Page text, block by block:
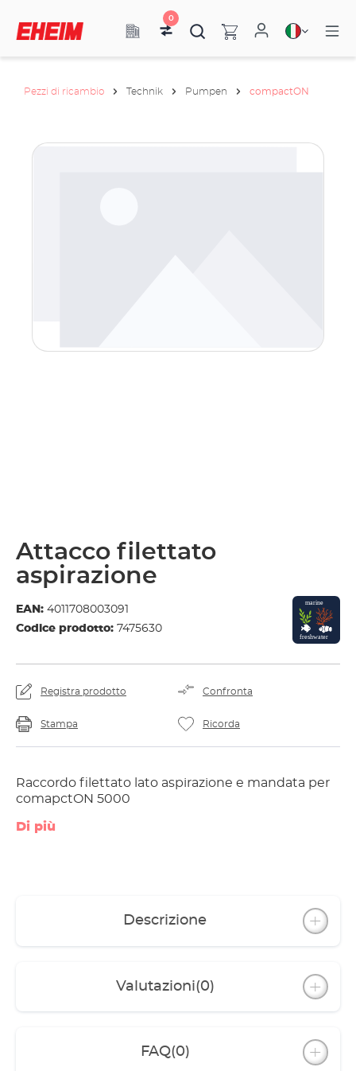
0
Pezzi di ricambio Technik Pumpen compactON
Attacco filettato
aspirazione
EAN: 4011708003091
Codice prodotto: 7475630
Registra prodotto Confronta
Stampa Ricorda
Raccordo filettato lato aspirazione e mandata per
comapctON 5000
Di più
Descrizione
Valutazioni(0)
FAQ(0)